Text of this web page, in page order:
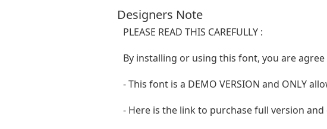
Designers Note
PLEASE READ THIS CAREFULLY :
By installing or using this font, you are
- This font is a DEMO VERSION and ONLY
- Here is the link to purchase full version